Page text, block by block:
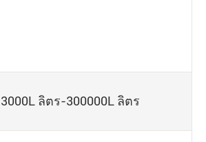
3000L ลิตร-300000L ลิตร